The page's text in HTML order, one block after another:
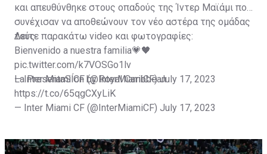
και απευθύνθηκε στους οπαδούς της Ίντερ Μαϊάμι που
συνέχισαν να αποθεώνουν τον νέο αστέρα της ομάδας
τους.
Δείτε παρακάτω video και φωτογραφίες:
Bienvenido a nuestra familia💗🖤
pic.twitter.com/k7VOSGo1lv
— Inter Miami CF (@InterMiamiCF)July 17, 2023
La PresentaSÍon by Royal Caribbean
https://t.co/65qgCXyLiK
— Inter Miami CF (@InterMiamiCF) July 17, 2023